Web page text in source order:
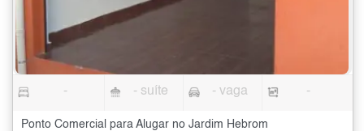
- - suíte - vaga -
Ponto Comercial para Alugar no Jardim Hebrom